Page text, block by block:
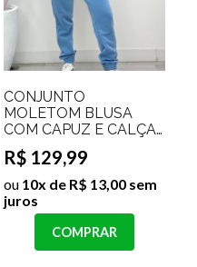
CONJUNTO
MOLETOM BLUSA
COM CAPUZ E CALÇA
FORRADO ANGELINA
Cor:Azul Beb
R$ 129,99
ou 10x de R$ 13,00 sem
juros
COMPRAR